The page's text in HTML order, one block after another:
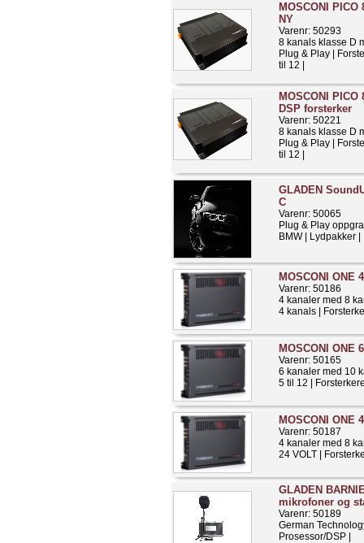
MOSCONI PICO
NY
Varenr: 50293
8 kanals klasse D
Plug & Play |
til 12 |
MOSCONI
DSP forsterker
Varenr: 50221
8 kanals klasse D
Plug & Play |
til 12 |
GLADEN
C
Varenr: 50065
Plug & Play
BMW | Lydpakker |
MOSCONI ONE
Varenr: 50186
4 kanaler med 8
4 kanals |
MOSCONI ONE
Varenr: 50165
6 kanaler med 10
5 til 12 |
MOSCONI ONE
Varenr: 50187
4 kanaler med 8
24 VOLT |
GLADEN
mikrofoner og
Varenr: 50189
German
Prosessor/DSP |